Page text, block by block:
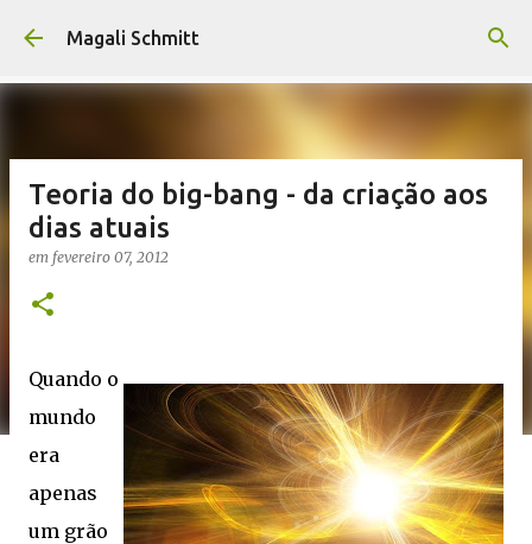
Pular para o conteúdo principal
Magali Schmitt
Teoria do big-bang - da criação aos
dias atuais
em fevereiro 07, 2012
Quando o
mundo
era
apenas
um grão